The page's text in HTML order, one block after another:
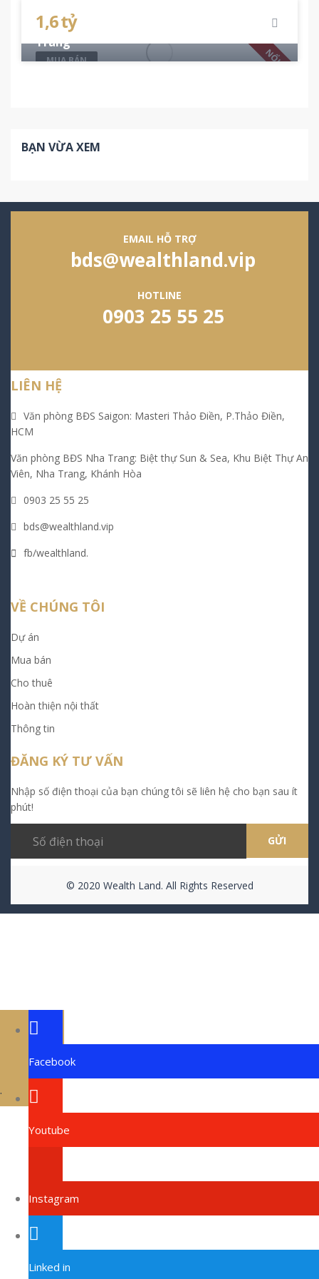
1,6 tỷ
MUA BÁN NỔI BẬT
Bán căn hộ CT1 Vĩnh Điềm Trung TP Nha
Trang
BẠN VỪA XEM
EMAIL HỖ TRỢ
bds@wealthland.vip
HOTLINE
0903 25 55 25
LIÊN HỆ
Văn phòng BĐS Saigon: Masteri Thảo Điền, P.Thảo Điền,
HCM
Văn phòng BĐS Nha Trang: Biệt thự Sun & Sea, Khu Biệt Thự An
Viên, Nha Trang, Khánh Hòa
0903 25 55 25
bds@wealthland.vip
fb/wealthland.
VỀ CHÚNG TÔI
Dự án
Mua bán
Cho thuê
Hoàn thiện nội thất
Thông tin
ĐĂNG KÝ TƯ VẤN
Nhập số điện thoại của bạn chúng tôi sẽ liên hệ cho bạn sau ít
phút!
© 2020 Wealth Land. All Rights Reserved
.
Facebook
Youtube
Instagram
Linked in